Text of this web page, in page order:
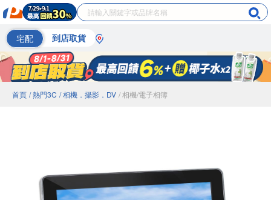
宅配 到店取貨
首頁 / 熱門3C / 相機．攝影．DV / 相機/電子相簿